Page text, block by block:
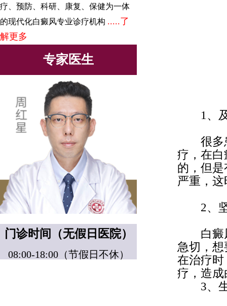
疗、预防、科研、康复、保健为一体
的现代化白癜风专业诊疗机构 .....了
解更多
专家医生
门诊时间（无假日医院）
08:00-18:00（节假日不休）
1、及
很多患
疗，在
的，但
严重，
2、坚
白癜风
急切，
在治疗
疗，造
3、生